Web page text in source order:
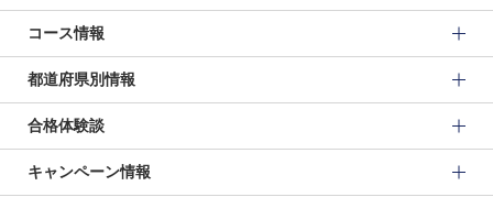
コース情報
都道府県別情報
合格体験談
キャンペーン情報